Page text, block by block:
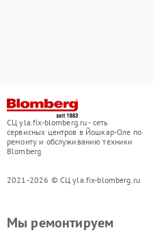
СЦ yla.fix-blomberg.ru - сеть
сервисных центров в Йошкар-Оле по
ремонту и обслуживанию техники
Blomberg
2021-2026 © СЦ yla.fix-blomberg.ru
Мы ремонтируем